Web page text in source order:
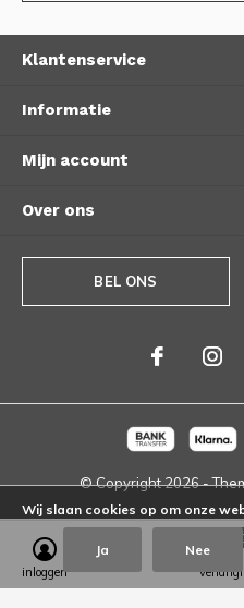
Klantenservice
Informatie
Mijn account
Over ons
BEL ONS
© Copyright2026-
inloggen
Wij slaan cookies op om onze
Ja Nee